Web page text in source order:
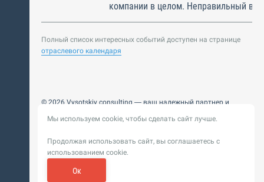
компании в целом. Неправильный
Полный список интересных событий доступен на странице
отраслевого календаря
© 2026 Vysotskiy consulting — ваш надежный партнер и
Цифровизация, BIM, ИИ. Внедряем и оптимизируем
Пользовательское
соглашение
Политика обработки персональных
данных
Мы используем cookie, чтобы сделать сайт лучше.
Продолжая использовать сайт, вы соглашаетесь с
использованием cookie.
Ок